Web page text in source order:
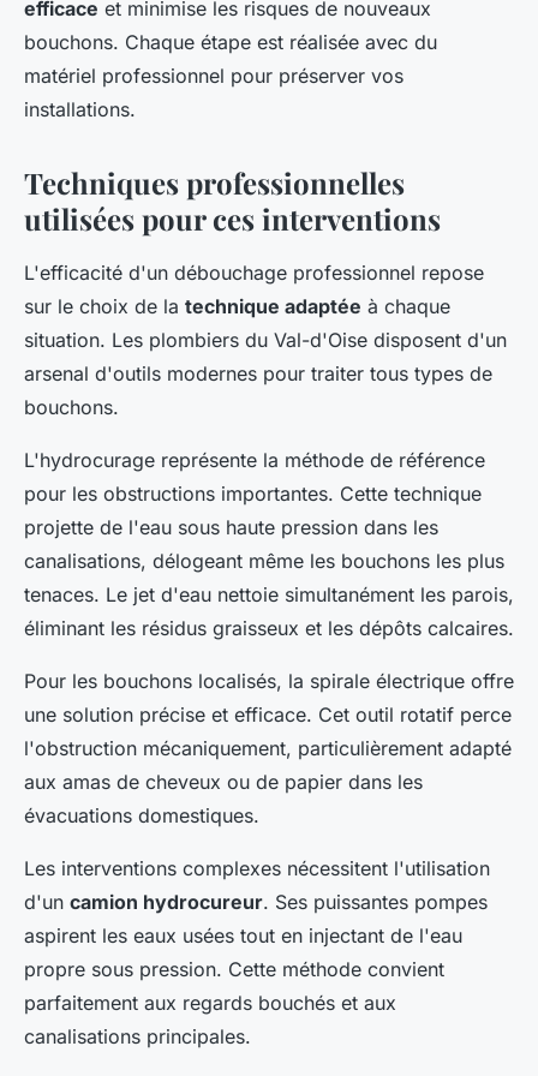
efficace et minimise les risques de nouveaux
bouchons. Chaque étape est réalisée avec du
matériel professionnel pour préserver vos
installations.
Techniques professionnelles
utilisées pour ces interventions
L'efficacité d'un débouchage professionnel repose
sur le choix de la technique adaptée à chaque
situation. Les plombiers du Val-d'Oise disposent d'un
arsenal d'outils modernes pour traiter tous types de
bouchons.
L'hydrocurage représente la méthode de référence
pour les obstructions importantes. Cette technique
projette de l'eau sous haute pression dans les
canalisations, délogeant même les bouchons les plus
tenaces. Le jet d'eau nettoie simultanément les parois,
éliminant les résidus graisseux et les dépôts calcaires.
Pour les bouchons localisés, la spirale électrique offre
une solution précise et efficace. Cet outil rotatif perce
l'obstruction mécaniquement, particulièrement adapté
aux amas de cheveux ou de papier dans les
évacuations domestiques.
Les interventions complexes nécessitent l'utilisation
d'un camion hydrocureur. Ses puissantes pompes
aspirent les eaux usées tout en injectant de l'eau
propre sous pression. Cette méthode convient
parfaitement aux regards bouchés et aux
canalisations principales.